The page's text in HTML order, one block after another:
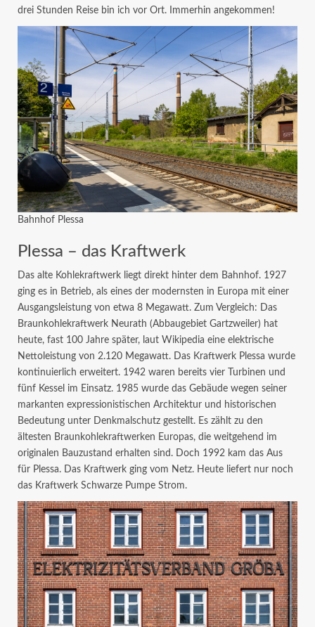
drei Stunden Reise bin ich vor Ort. Immerhin angekommen!
Bahnhof Plessa
Plessa – das Kraftwerk
Das alte Kohlekraftwerk liegt direkt hinter dem Bahnhof. 1927
ging es in Betrieb, als eines der modernsten in Europa mit einer
Ausgangsleistung von etwa 8 Megawatt. Zum Vergleich: Das
Braunkohlekraftwerk Neurath (Abbaugebiet Gartzweiler) hat
heute, fast 100 Jahre später, laut Wikipedia eine elektrische
Nettoleistung von 2.120 Megawatt. Das Kraftwerk Plessa wurde
kontinuierlich erweitert. 1942 waren bereits vier Turbinen und
fünf Kessel im Einsatz. 1985 wurde das Gebäude wegen seiner
markanten expressionistischen Architektur und historischen
Bedeutung unter Denkmalschutz gestellt. Es zählt zu den
ältesten Braunkohlekraftwerken Europas, die weitgehend im
originalen Bauzustand erhalten sind. Doch 1992 kam das Aus
für Plessa. Das Kraftwerk ging vom Netz. Heute liefert nur noch
das Kraftwerk Schwarze Pumpe Strom.